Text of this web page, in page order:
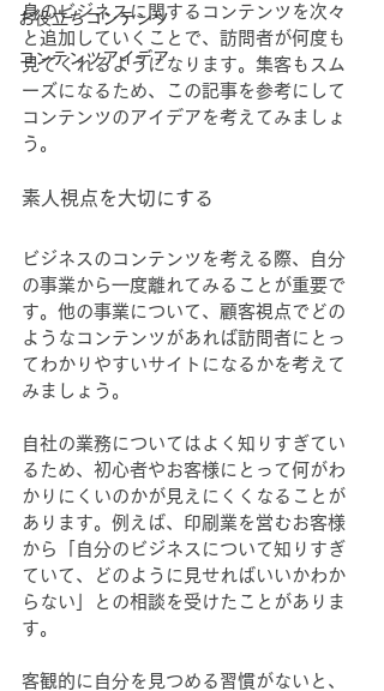
お役立ちコンテンツ
コンテンツアイデア
身のビジネスに関するコンテンツを次々
と追加していくことで、訪問者が何度も
見てくれるようになります。集客もスム
ーズになるため、この記事を参考にして
コンテンツのアイデアを考えてみましょ
う。
素人視点を大切にする
ビジネスのコンテンツを考える際、自分
の事業から一度離れてみることが重要で
す。他の事業について、顧客視点でどの
ようなコンテンツがあれば訪問者にとっ
てわかりやすいサイトになるかを考えて
みましょう。
自社の業務についてはよく知りすぎてい
るため、初心者やお客様にとって何がわ
かりにくいのかが見えにくくなることが
あります。例えば、印刷業を営むお客様
から「自分のビジネスについて知りすぎ
ていて、どのように見せればいいかわか
らない」との相談を受けたことがありま
す。
客観的に自分を見つめる習慣がないと、